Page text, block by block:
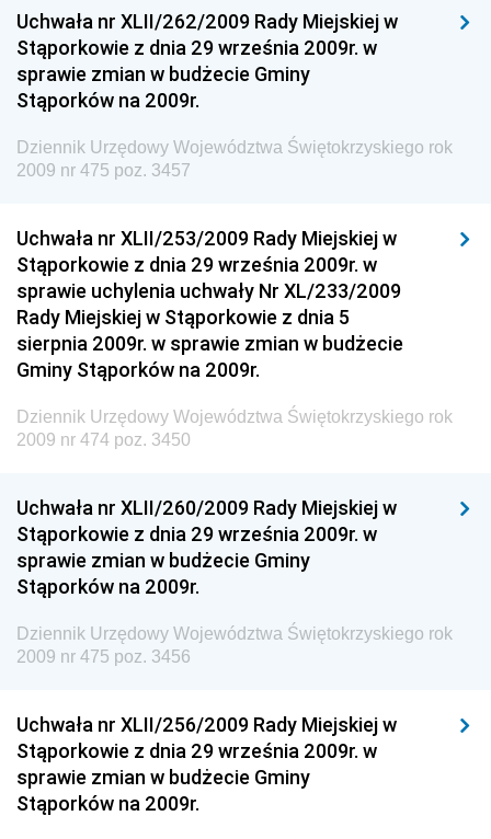
Dziennik Urzędowy Ministra Kultury, Dziedzictwa
Narodowego i Sportu
Dziennik Urzędowy Ministra Rodziny i Polityki
Społecznej
Dziennik Urzędowy Komendy Głównej Straży
Granicznej
Drogowego
Dziennik Urzędowy Narodowego Banku Polskiego
Dziennik Urzędowy Komendy Głównej Policji
Dziennik Urzędowy Ministra Pracy i Polityki
Społecznej
Dziennik Urzędowy Ministra Transportu, Budownictwa
i Gospodarki Morskiej
Dziennik Urzędowy Ministra Spraw Zagranicznych
Dziennik Urzędowy Centralnego Biura
Antykorupcyjnego
Wewnętrznego
Dziennik Urzędowy Urzędu Patentowego
Dziennik Urzędowy Generalnej Dyrekcji Dróg
Krajowych i Autostrad
Dziennik Urzędowy Ministra Środowiska
Uchwała nr XLII/262/2009 Rady Miejskiej w
Stąporkowie z dnia 29 września 2009r. w
sprawie zmian w budżecie Gminy
Stąporków na 2009r.
Dziennik Urzędowy Województwa Świętokrzyskiego rok
2009 nr 475 poz. 3457
Uchwała nr XLII/253/2009 Rady Miejskiej w
Stąporkowie z dnia 29 września 2009r. w
sprawie uchylenia uchwały Nr XL/233/2009
Rady Miejskiej w Stąporkowie z dnia 5
sierpnia 2009r. w sprawie zmian w budżecie
Gminy Stąporków na 2009r.
Dziennik Urzędowy Województwa Świętokrzyskiego rok
2009 nr 474 poz. 3450
Uchwała nr XLII/260/2009 Rady Miejskiej w
Stąporkowie z dnia 29 września 2009r. w
sprawie zmian w budżecie Gminy
Stąporków na 2009r.
Dziennik Urzędowy Województwa Świętokrzyskiego rok
2009 nr 475 poz. 3456
Uchwała nr XLII/256/2009 Rady Miejskiej w
Stąporkowie z dnia 29 września 2009r. w
sprawie zmian w budżecie Gminy
Stąporków na 2009r.